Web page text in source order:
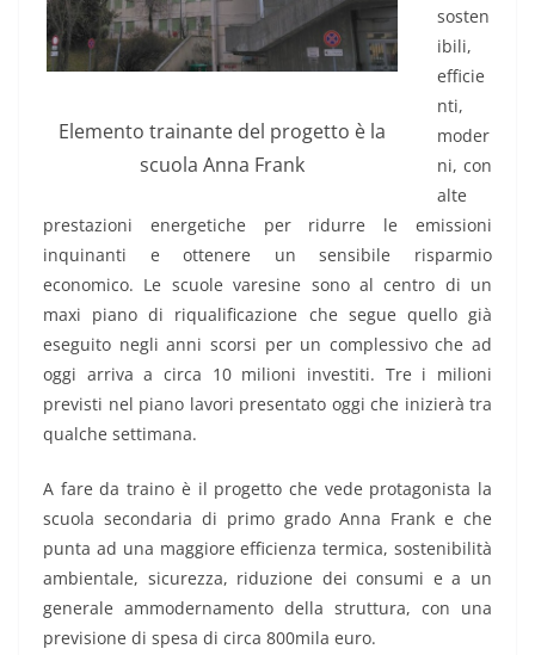
Elemento trainante del progetto è la
scuola Anna Frank
sosten
ibili,
efficie
nti,
moder
ni, con
alte
prestazioni energetiche per ridurre le emissioni
inquinanti e ottenere un sensibile risparmio
economico. Le scuole varesine sono al centro di un
maxi piano di riqualificazione che segue quello già
eseguito negli anni scorsi per un complessivo che ad
oggi arriva a circa 10 milioni investiti. Tre i milioni
previsti nel piano lavori presentato oggi che inizierà tra
qualche settimana.
A fare da traino è il progetto che vede protagonista la
scuola secondaria di primo grado Anna Frank e che
punta ad una maggiore efficienza termica, sostenibilità
ambientale, sicurezza, riduzione dei consumi e a un
generale ammodernamento della struttura, con una
previsione di spesa di circa 800mila euro.